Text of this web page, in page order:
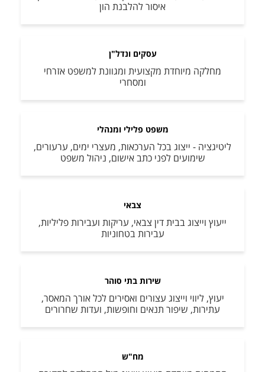
איסור להלבנת הון
עסקים ונדל"ן
מחלקה מיוחדת מקצועית ומגוונת למשפט אזרחי
ומסחרי
משפט פלילי ומנהלי
ליטיגציה - ייצוג בכל הערכאות, מעצרי ימים, ערעורים,
שימועים לפני כתב אישום, ניהול משפט
צבאי
ייעוץ וייצוג בבית דין צבאי, עריקות ועבירות פליליות,
עבירות בטחוניות
שירות בתי סוהר
יעוץ, ליווי וייצוג עצורים ואסירים לכל אורך המאסר,
עתירות, שיפור תנאים וחופשות, ועדות שחרורים
מח"ש